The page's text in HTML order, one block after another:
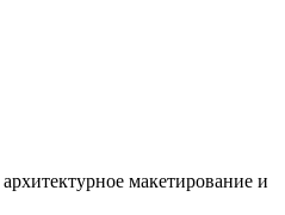
макетирование и